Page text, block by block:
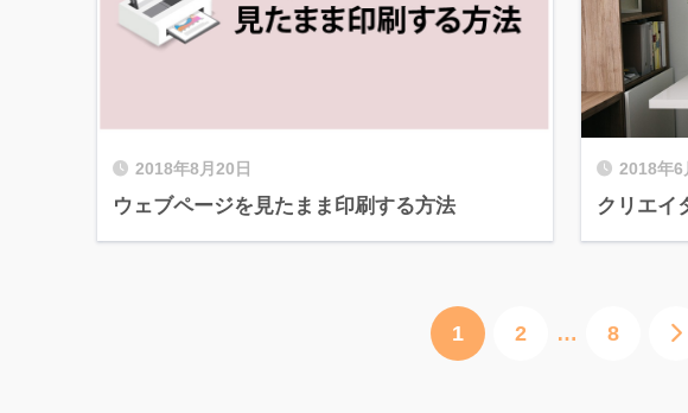
2018年8月20日
ウェブページを見たまま印刷する方法
2018年6
クリエイ
1 2 … 8